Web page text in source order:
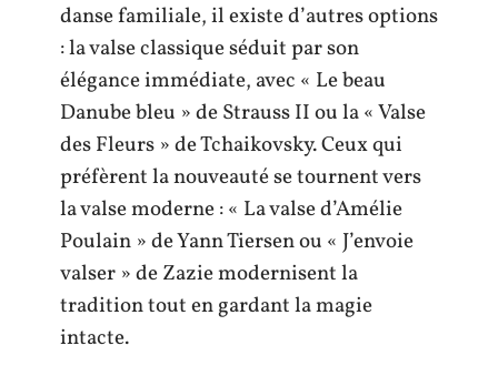
danse familiale, il existe d’autres options
: la valse classique séduit par son
élégance immédiate, avec « Le beau
Danube bleu » de Strauss II ou la « Valse
des Fleurs » de Tchaikovsky. Ceux qui
préfèrent la nouveauté se tournent vers
la valse moderne : « La valse d’Amélie
Poulain » de Yann Tiersen ou « J’envoie
valser » de Zazie modernisent la
tradition tout en gardant la magie
intacte.